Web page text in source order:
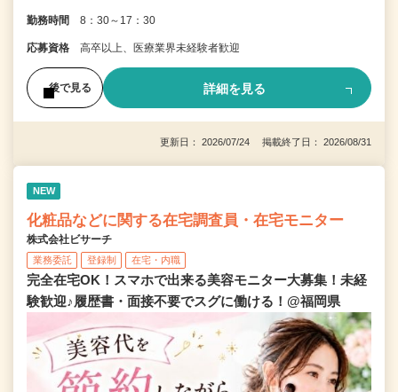
勤務時間 8：30～17：30
応募資格 高卒以上、医療業界未経験者歓迎
後で見る 詳細を見る
更新日： 2026/07/24 掲載終了日： 2026/08/31
NEW
化粧品などに関する在宅調査員・在宅モニター
株式会社ビサーチ
業務委託 登録制 在宅・内職
完全在宅OK！スマホで出来る美容モニター大募集！未経
験歓迎♪履歴書・面接不要でスグに働ける！@福岡県